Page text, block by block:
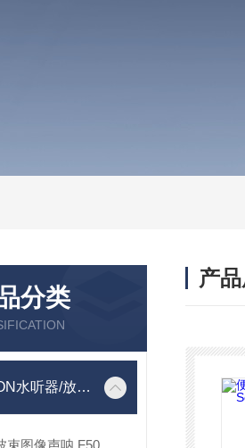
分类
丹麦RESON水听器/放大器
束图像声呐 F50
产